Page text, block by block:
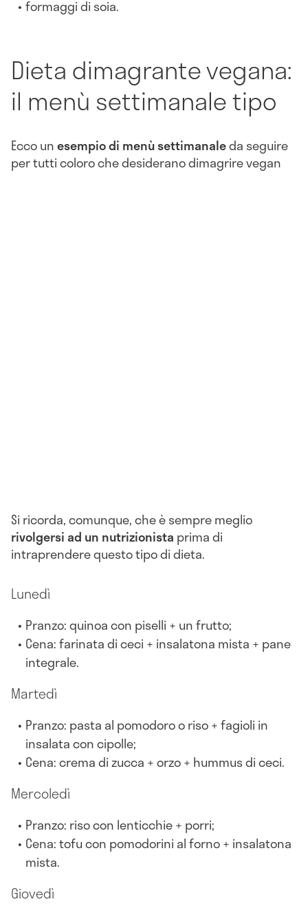
formaggi di soia.
Dieta dimagrante vegana:
il menù settimanale tipo
Ecco unesempio di menù settimanaleda seguire
per tutti coloro che desiderano dimagrire vegan
Si ricorda, comunque, che è sempre meglio
rivolgersi ad un nutrizionista prima di
intraprendere questo tipo di dieta.
Lunedì
Pranzo: quinoa con piselli + un frutto;
Cena: farinata di ceci + insalatona mista + pane
integrale.
Martedì
Pranzo: pasta al pomodoro o riso + fagioli in
insalata con cipolle;
Cena: crema di zucca + orzo + hummus di ceci.
Mercoledì
Pranzo: riso con lenticchie + porri;
Cena: tofu con pomodorini al forno + insalatona
mista.
Giovedì